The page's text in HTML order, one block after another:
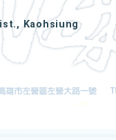
Kaohsiung